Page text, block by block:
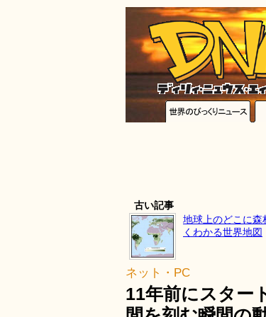
古い記事
地球上のどこに森
くわかる世界地図
ネット・PC
11年前にスター